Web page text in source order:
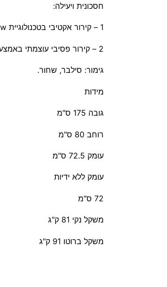
חסכונית ויעילה:
1 – קירור אקטיבי בטכנולוגיית Multi Air Flow מקורית וייחודית למקררי שארפ, המפזרת אוויר מצונן ולח באופן שווה במקרר.
2 – קירור פסיבי עוצמתי באמצעות הלב ההיברידי, טכנולוגיה השומרת על עוצמת קור גבוהה וקבועה במקרר.
גימור: סילבר, שחור.
מידות
גובה 175 ס"מ
רוחב 80 ס"מ
עומק 72.5 ס"מ
עומק ללא ידיות
72 ס"מ
משקל נקי 81 ק"ג
משקל ברוטו 91 ק"ג